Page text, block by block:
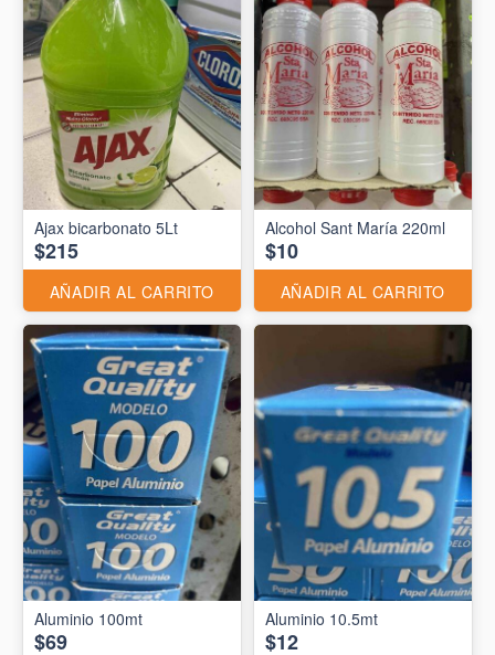
Ajax bicarbonato 5Lt
$215
AÑADIR AL CARRITO
Alcohol Sant María 220ml
$10
AÑADIR AL CARRITO
$69
Aluminio 10.5mt
$12